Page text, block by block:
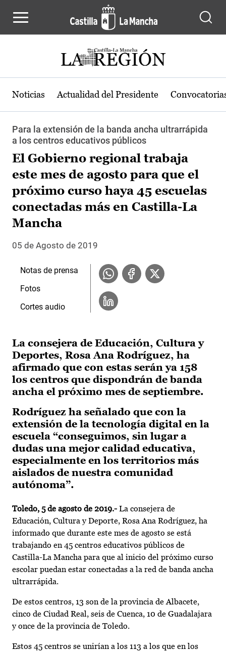
Noticias Actualidad del Presidente
Para la extensión de la banda ancha ultrarrápida
a los centros educativos públicos
El Gobierno regional trabaja
este mes de agosto para que el
próximo curso haya 45 escuelas
conectadas más en Castilla-La
Mancha
05 de Agosto de 2019
La consejera de Educación, Cultura y
Deportes, Rosa Ana Rodríguez, ha
afirmado que con estas serán ya 158
los centros que dispondrán de banda
ancha el próximo mes de septiembre.
Rodríguez ha señalado que con la
extensión de la tecnología digital en la
escuela “conseguimos, sin lugar a
dudas una mejor calidad educativa,
especialmente en los territorios más
aislados de nuestra comunidad
autónoma”.
Toledo, 5 de agosto de 2019.- La consejera de
Educación, Cultura y Deporte, Rosa Ana Rodríguez, ha
informado que durante este mes de agosto se está
trabajando en 45 centros educativos públicos de
Castilla-La Mancha para que al inicio del próximo curso
escolar puedan estar conectadas a la red de banda ancha
ultrarrápida.
De estos centros, 13 son de la provincia de Albacete,
cinco de Ciudad Real, seis de Cuenca, 10 de Guadalajara
y once de la provincia de Toledo.
Estos 45 centros se unirían a los 113 a los que en los
Notas de prensa
Fotos
Cortes audio